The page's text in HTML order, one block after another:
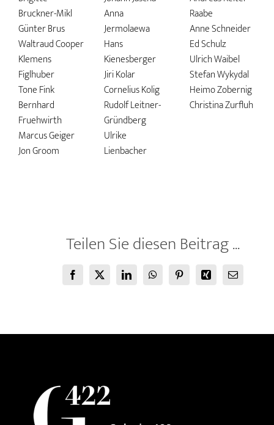
Bruckner-Mikl
Günter Brus
Waltraud Cooper
Klemens
Figlhuber
Tone Fink
Bernhard
Fruehwirth
Marcus Geiger
Jon Groom
Anna
Jermolaewa
Hans
Kienesberger
Jiri Kolar
Cornelius Kolig
Rudolf Leitner-
Gründberg
Ulrike
Lienbacher
Raabe
Anne Schneider
Ed Schulz
Ulrich Waibel
Stefan Wykydal
Heimo Zobernig
Christina Zurfluh
Teilen Sie diesen Beitrag ...
Facebook
X LinkedInWhatsAppPinterestXing
E-